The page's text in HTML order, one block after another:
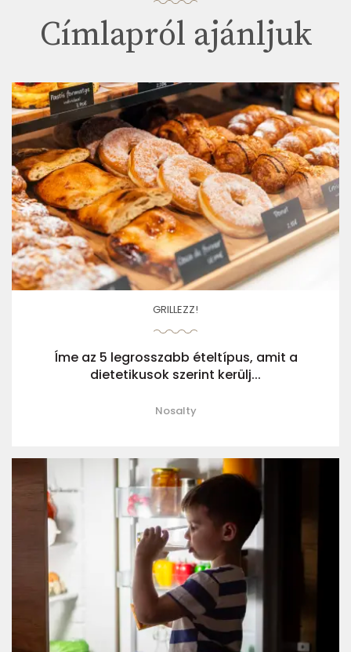
Címlapról ajánljuk
GRILLEZZ!
Íme az 5 legrosszabb ételtípus, amit a
dietetikusok szerint kerülj...
Nosalty